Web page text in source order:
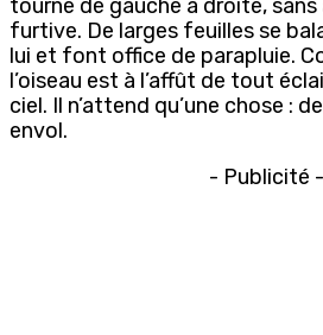
tourne de gauche à droite,
furtive. De larges feuilles se
lui et font office de parapluie.
l’oiseau est à l’affût de tout
ciel. Il n’attend qu’une chose :
envol.
- Publicité -